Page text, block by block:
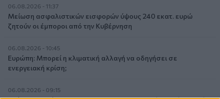
06.08.2026 - 11:37
Μείωση ασφαλιστικών εισφορών ύψους 240 εκατ. ευρώ
ζητούν οι έμποροι από την Κυβέρνηση
06.08.2026 - 10:45
Ευρώπη: Μπορεί η κλιματική αλλαγή να οδηγήσει σε
ενεργειακή κρίση;
06.08.2026 - 09:15